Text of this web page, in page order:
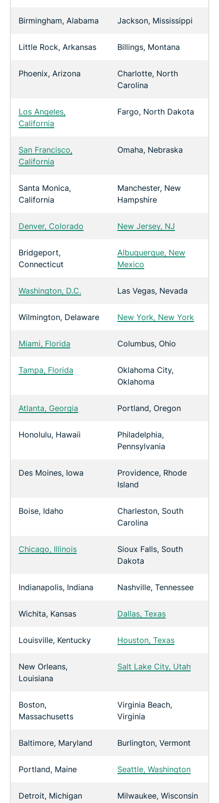
Birmingham, Alabama Jackson, Mississippi
Little Rock, Arkansas Billings, Montana
Phoenix, Arizona
Charlotte, North
Carolina
Los Angeles,
California
Fargo, North Dakota
San Francisco,
California
Omaha, Nebraska
Santa Monica,
California
Manchester, New
Hampshire
Denver, Colorado New Jersey, NJ
Bridgeport,
Connecticut
Albuquerque, New
Mexico
Washington, D.C. Las Vegas, Nevada
Wilmington, Delaware New York, New York
Miami, Florida Columbus, Ohio
Tampa, Florida
Oklahoma City,
Oklahoma
Atlanta, Georgia Portland, Oregon
Honolulu, Hawaii
Philadelphia,
Pennsylvania
Des Moines, Iowa
Providence, Rhode
Island
Boise, Idaho
Charleston, South
Carolina
Chicago, Illinois
Sioux Falls, South
Dakota
Indianapolis, Indiana Nashville, Tennessee
Wichita, Kansas Dallas, Texas
Louisville, Kentucky Houston, Texas
New Orleans,
Louisiana
Salt Lake City, Utah
Boston,
Massachusetts
Virginia Beach,
Virginia
Baltimore, Maryland Burlington, Vermont
Portland, Maine Seattle, Washington
Detroit, Michigan Milwaukee, Wisconsin